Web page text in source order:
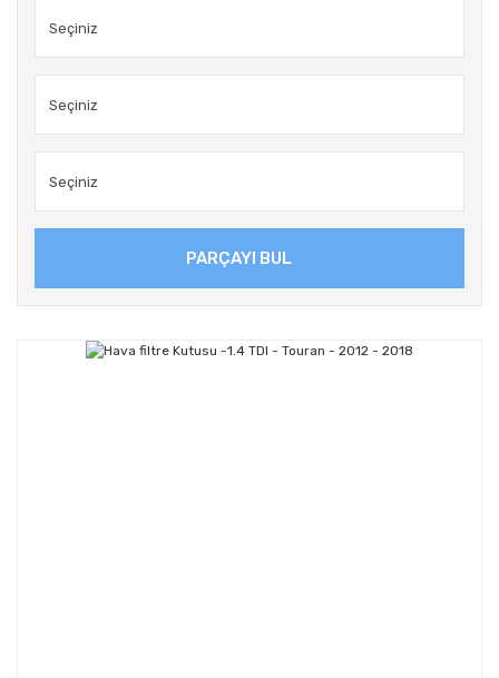
PARÇAYI BUL